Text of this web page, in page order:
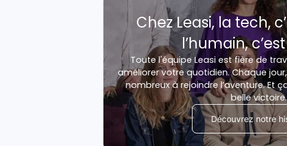
Chez Leasi, la tech,
l’humain,
Toute l'équipe Leasi est fière de
améliorer votre quotidien. Chaque
nombreux à rejoindre l’aventure. Et
belle victoire.
Découvrez notre